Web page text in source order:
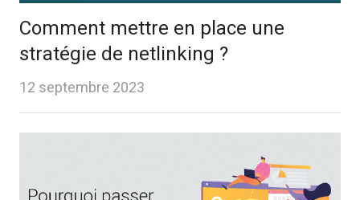
Comment mettre en place une
stratégie de netlinking ?
12 septembre 2023